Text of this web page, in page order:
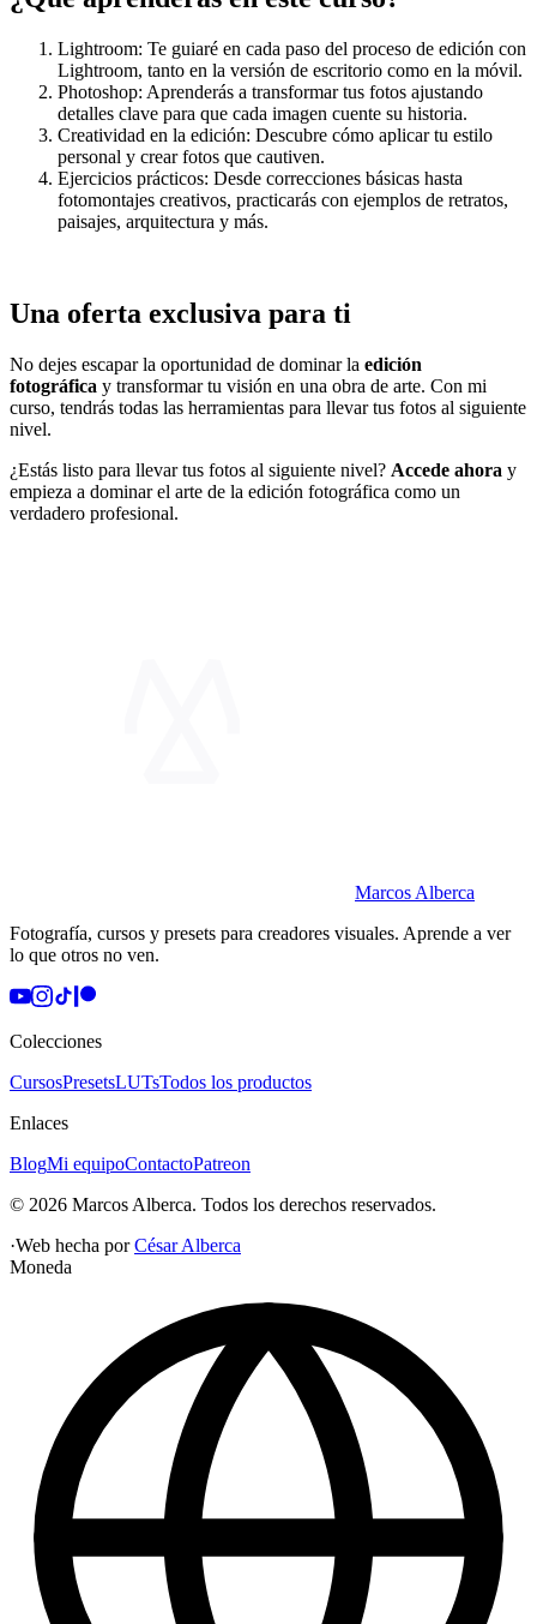
Lightroom: Te guiaré en cada paso del proceso de edición con
Lightroom, tanto en la versión de escritorio como en la móvil.
Photoshop: Aprenderás a transformar tus fotos ajustando
detalles clave para que cada imagen cuente su historia.
Creatividad en la edición: Descubre cómo aplicar tu estilo
personal y crear fotos que cautiven.
Ejercicios prácticos: Desde correcciones básicas hasta
fotomontajes creativos, practicarás con ejemplos de retratos,
paisajes, arquitectura y más.
Una oferta exclusiva para ti
No dejes escapar la oportunidad de dominar la edición
fotográfica y transformar tu visión en una obra de arte. Con mi
curso, tendrás todas las herramientas para llevar tus fotos al siguiente
nivel.
¿Estás listo para llevar tus fotos al siguiente nivel? Accede ahora y
empieza a dominar el arte de la edición fotográfica como un
verdadero profesional.
Marcos Alberca
Fotografía, cursos y presets para creadores visuales. Aprende a ver
lo que otros no ven.
Colecciones
CursosPresetsLUTsTodos los productos
Enlaces
BlogMi equipoContactoPatreon
© 2026 Marcos Alberca. Todos los derechos reservados.
·Web hecha por César Alberca
Moneda